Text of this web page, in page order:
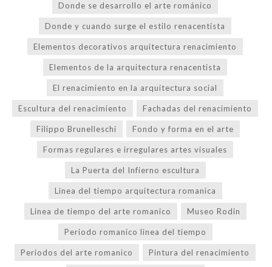
Donde se desarrollo el arte románico
Donde y cuando surge el estilo renacentista
Elementos decorativos arquitectura renacimiento
Elementos de la arquitectura renacentista
El renacimiento en la arquitectura social
Escultura del renacimiento Fachadas del renacimiento
Filippo Brunelleschi Fondo y forma en el arte
Formas regulares e irregulares artes visuales
La Puerta del Infierno escultura
Linea del tiempo arquitectura romanica
Linea de tiempo del arte romanico Museo Rodin
Periodo romanico linea del tiempo
Periodos del arte romanico Pintura del renacimiento